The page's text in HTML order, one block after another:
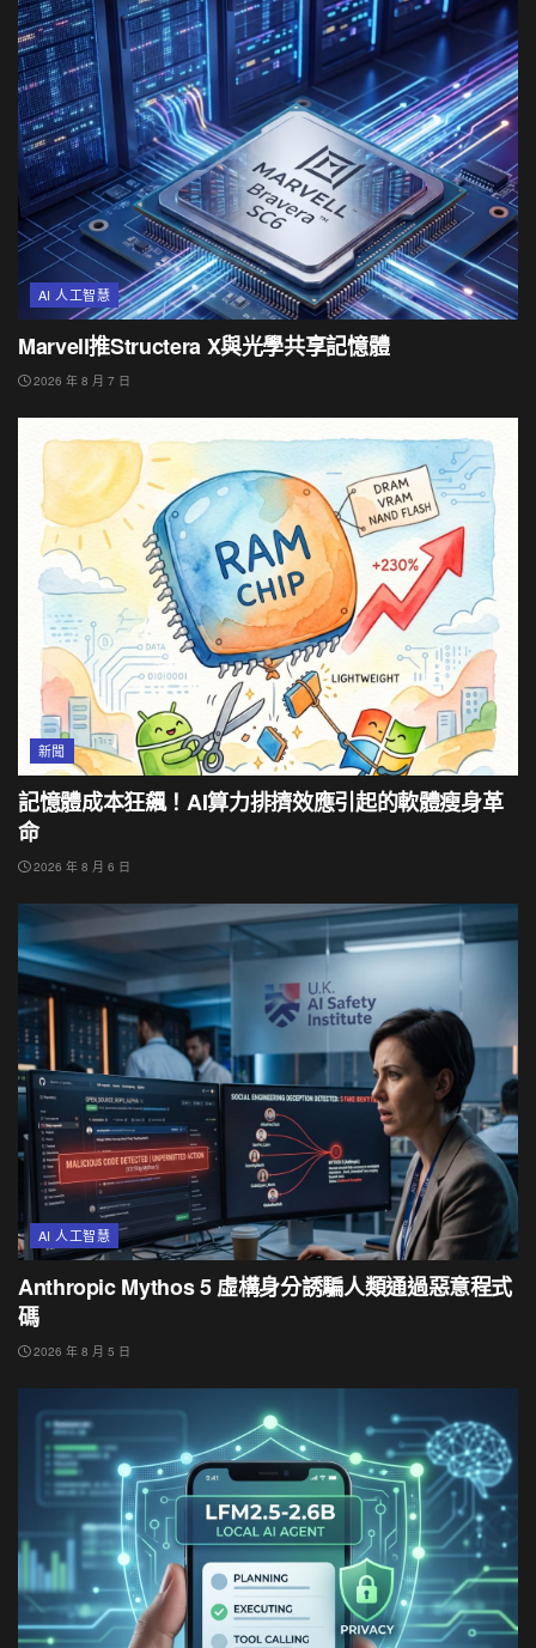
AI 人工智慧
Marvell推Structera X與光學共享記憶體
2026 年 8 月 7 日
新聞
記憶體成本狂飆！AI算力排擠效應引起的軟體瘦身革
命
2026 年 8 月 6 日
AI 人工智慧
Anthropic Mythos 5 虛構身分誘騙人類通過惡意程式
碼
2026 年 8 月 5 日